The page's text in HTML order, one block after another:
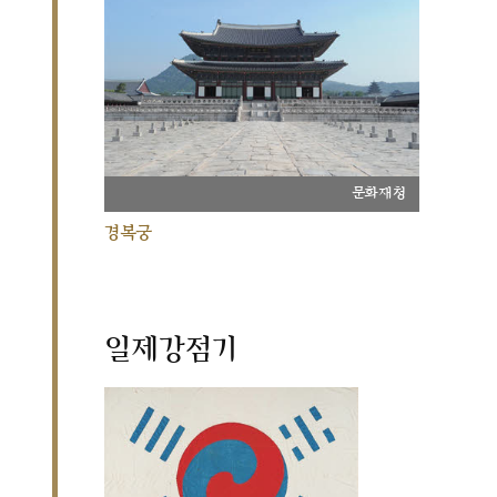
문화재청
경복궁
일제강점기